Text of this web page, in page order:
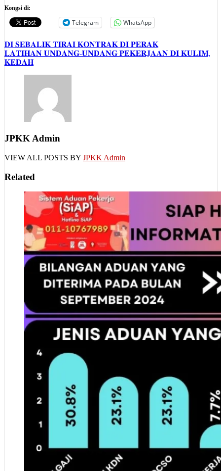
Kongsi di:
Telegram WhatsApp
Post
navigation
𝐃𝐈 𝐒𝐄𝐁𝐀𝐋𝐈𝐊 𝐓𝐈𝐑𝐀𝐈 𝐊𝐎𝐍𝐓𝐑𝐀𝐊 𝐃𝐈 𝐏𝐄𝐑𝐀𝐊
𝐋𝐀𝐓𝐈𝐇𝐀𝐍 𝐔𝐍𝐃𝐀𝐍𝐆-𝐔𝐍𝐃𝐀𝐍𝐆 𝐏𝐄𝐊𝐄𝐑𝐉𝐀𝐀𝐍 𝐃𝐈 𝐊𝐔𝐋𝐈𝐌,
𝐊𝐄𝐃𝐀𝐇
JPKK Admin
VIEW ALL POSTS BY JPKK Admin
Related